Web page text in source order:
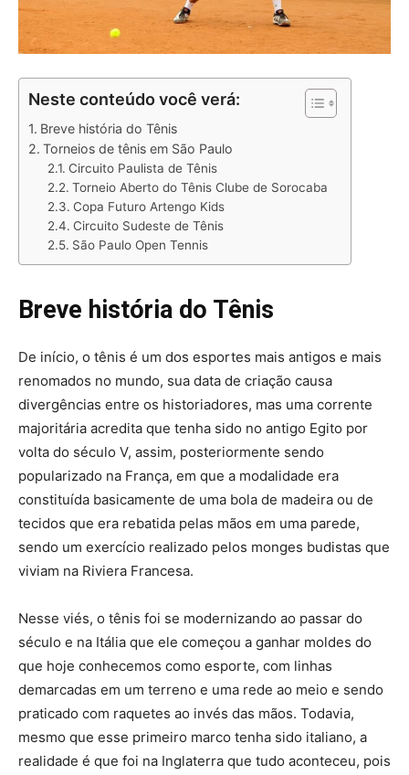
Neste conteúdo você verá:
Breve história do Tênis
Torneios de tênis em São Paulo
Circuito Paulista de Tênis
Torneio Aberto do Tênis Clube de Sorocaba
Copa Futuro Artengo Kids
Circuito Sudeste de Tênis
São Paulo Open Tennis
Breve história do Tênis
De início, o tênis é um dos esportes mais antigos e mais
renomados no mundo, sua data de criação causa
divergências entre os historiadores, mas uma corrente
majoritária acredita que tenha sido no antigo Egito por
volta do século V, assim, posteriormente sendo
popularizado na França, em que a modalidade era
constituída basicamente de uma bola de madeira ou de
tecidos que era rebatida pelas mãos em uma parede,
sendo um exercício realizado pelos monges budistas que
viviam na Riviera Francesa.
Nesse viés, o tênis foi se modernizando ao passar do
século e na Itália que ele começou a ganhar moldes do
que hoje conhecemos como esporte, com linhas
demarcadas em um terreno e uma rede ao meio e sendo
praticado com raquetes ao invés das mãos. Todavia,
mesmo que esse primeiro marco tenha sido italiano, a
realidade é que foi na Inglaterra que tudo aconteceu, pois